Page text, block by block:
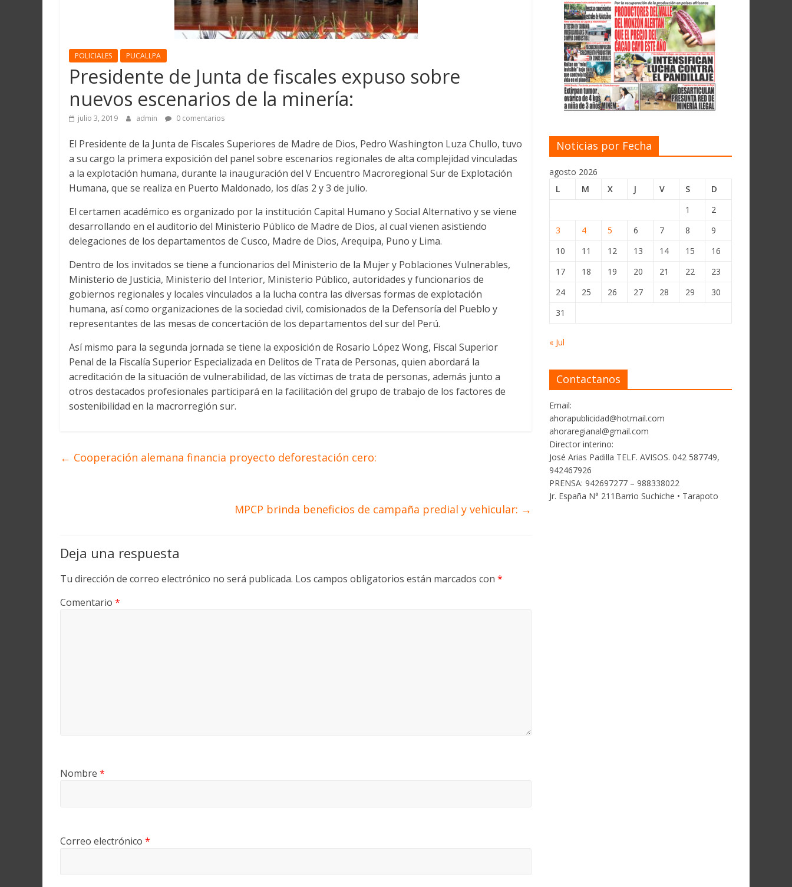
POLICIALES PUCALLPA
Presidente de Junta de fiscales expuso sobre
nuevos escenarios de la minería:
julio 3, 2019 admin 0 comentarios
El Presidente de la Junta de Fiscales Superiores de Madre de Dios, Pedro Washington Luza Chullo, tuvo
a su cargo la primera exposición del panel sobre escenarios regionales de alta complejidad vinculadas
a la explotación humana, durante la inauguración del V Encuentro Macroregional Sur de Explotación
Humana, que se realiza en Puerto Maldonado, los días 2 y 3 de julio.
El certamen académico es organizado por la institución Capital Humano y Social Alternativo y se viene
desarrollando en el auditorio del Ministerio Público de Madre de Dios, al cual vienen asistiendo
delegaciones de los departamentos de Cusco, Madre de Dios, Arequipa, Puno y Lima.
Dentro de los invitados se tiene a funcionarios del Ministerio de la Mujer y Poblaciones Vulnerables,
Ministerio de Justicia, Ministerio del Interior, Ministerio Público, autoridades y funcionarios de
gobiernos regionales y locales vinculados a la lucha contra las diversas formas de explotación
humana, así como organizaciones de la sociedad civil, comisionados de la Defensoría del Pueblo y
representantes de las mesas de concertación de los departamentos del sur del Perú.
Así mismo para la segunda jornada se tiene la exposición de Rosario López Wong, Fiscal Superior
Penal de la Fiscalía Superior Especializada en Delitos de Trata de Personas, quien abordará la
acreditación de la situación de vulnerabilidad, de las víctimas de trata de personas, además junto a
otros destacados profesionales participará en la facilitación del grupo de trabajo de los factores de
sostenibilidad en la macrorregión sur.
← Cooperación alemana financia proyecto deforestación cero:
MPCP brinda beneficios de campaña predial y vehicular: →
Deja una respuesta
Tu dirección de correo electrónico no será publicada. Los campos obligatorios están marcados con *
Comentario *
Nombre *
Correo electrónico *
Noticias por Fecha
agosto 2026
L
M X J V S
D
1
2
3
4 5 6 7 8
9
10
11 12 13 14 15
16
17
18 19 20 21 22
23
24
25 26 27 28 29
30
31
« Jul
Contactanos
Email:
ahorapublicidad@hotmail.com
ahoraregianal@gmail.com
Director interino:
José Arias Padilla TELF. AVISOS. 042 587749,
942467926
PRENSA: 942697277 – 988338022
Jr. España N° 211Barrio Suchiche • Tarapoto